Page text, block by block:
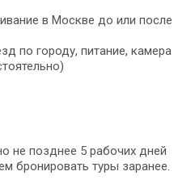
в Москве до или после
по городу, питание, камера
не позднее 5 рабочих дней
бронировать туры заранее.